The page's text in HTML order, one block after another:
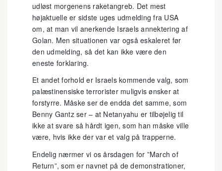
udløst morgenens raketangreb. Det mest
højaktuelle er sidste uges udmelding fra USA
om, at man vil anerkende Israels annektering af
Golan. Men situationen var også eskaleret før
den udmelding, så det kan ikke være den
eneste forklaring.
Et andet forhold er Israels kommende valg, som
palæstinensiske terrorister muligvis ønsker at
forstyrre. Måske ser de endda det samme, som
Benny Gantz ser – at Netanyahu er tilbøjelig til
ikke at svare så hårdt igen, som han måske ville
være, hvis ikke der var et valg på trapperne.
Endelig nærmer vi os årsdagen for ”March of
Return”, som er navnet på de demonstrationer,